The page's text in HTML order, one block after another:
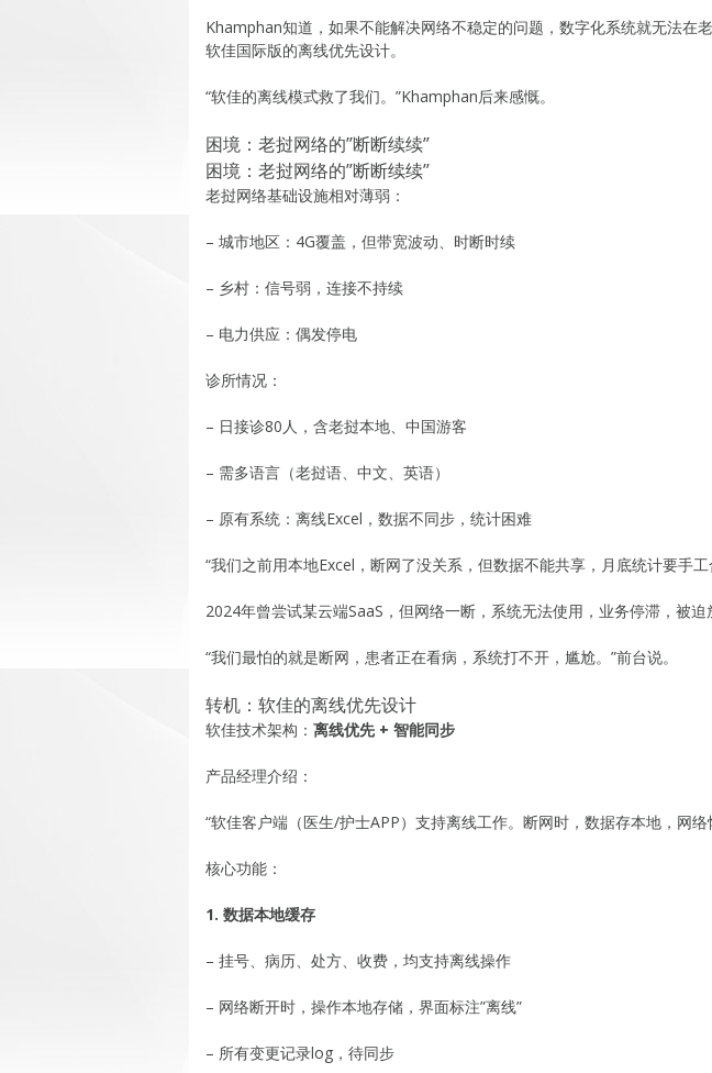
Khamphan知道，如果不能解决网络不稳定的问题，数字化系统就无法在
软佳国际版的离线优先设计。
“软佳的离线模式救了我们。”Khamphan后来感慨。
困境：老挝网络的”断断续续”
困境：老挝网络的”断断续续”
老挝网络基础设施相对薄弱：
– 城市地区：4G覆盖，但带宽波动、时断时续
– 乡村：信号弱，连接不持续
– 电力供应：偶发停电
诊所情况：
– 日接诊80人，含老挝本地、中国游客
– 需多语言（老挝语、中文、英语）
– 原有系统：离线Excel，数据不同步，统计困难
“我们之前用本地Excel，断网了没关系，但数据不能共享，月底统计要手工
2024年曾尝试某云端SaaS，但网络一断，系统无法使用，业务停滞，被迫
“我们最怕的就是断网，患者正在看病，系统打不开，尴尬。”前台说。
转机：软佳的离线优先设计
软佳技术架构： 离线优先 + 智能同步
产品经理介绍：
“软佳客户端（医生/护士APP）支持离线工作。断网时，数据存本地，网
核心功能：
1. 数据本地缓存
– 挂号、病历、处方、收费，均支持离线操作
– 网络断开时，操作本地存储，界面标注”离线”
– 所有变更记录log，待同步